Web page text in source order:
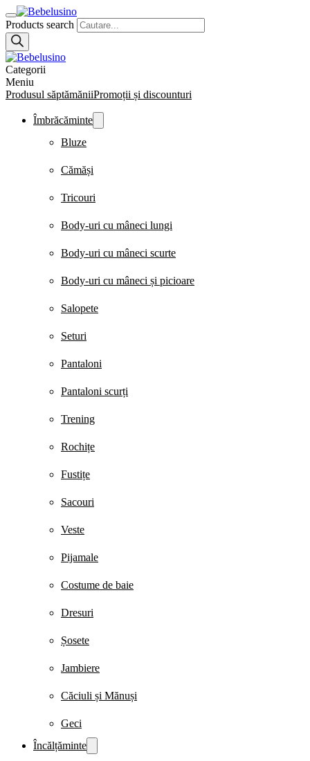
Products search
Categorii
Meniu
Produsul săptămăniiPromoții și discounturi
Îmbrăcăminte
Bluze
Cămăși
Tricouri
Body-uri cu mâneci lungi
Body-uri cu mâneci scurte
Body-uri cu mâneci și picioare
Salopete
Seturi
Pantaloni
Pantaloni scurți
Trening
Rochițe
Fustițe
Sacouri
Veste
Pijamale
Costume de baie
Dresuri
Șosete
Jambiere
Căciuli și Mănuși
Geci
Încălțăminte